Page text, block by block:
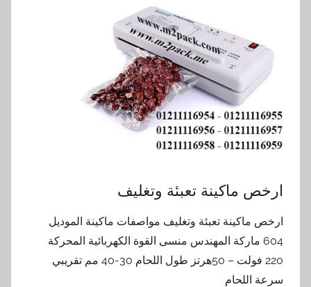
ارخص ماكينة تعبئة وتغليف
ارخص ماكينة تعبئة وتغليف مواصفات ماكينة الموديل
604 ماركة المهندس منسى القوة الكهربائية المحركة
220 فولت – 50هرتز طول اللحام 30-40 مم تقريبي
سرعة اللحام